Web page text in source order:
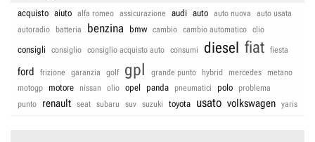
acquisto aiuto alfa romeo assicurazione audi auto auto nuova
auto usata
autoradio
batteria benzina bmw cambio cambio automatico clio
consigli consiglio consiglio acquisto auto consumi diesel fiat fiesta
ford frizione garanzia golf gpl grande punto hybrid mercedes
metano
motogp
motore nissan olio opel panda pneumatici polo
problema
punto
renault seat subaru suv suzuki toyota usato volkswagen yaris